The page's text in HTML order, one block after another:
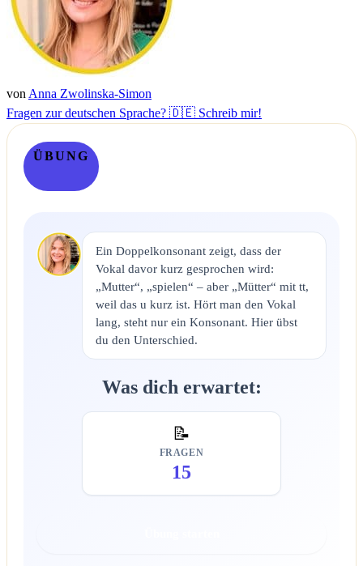
von Anna Zwolinska-Simon
Fragen zur deutschen Sprache? 🇩🇪 Schreib mir!
ÜBUNG
Ein Doppelkonsonant zeigt, dass der
Vokal davor kurz gesprochen wird:
„Mutter“, „spielen“ – aber „Mütter“ mit tt,
weil das u kurz ist. Hört man den Vokal
lang, steht nur ein Konsonant. Hier übst
du den Unterschied.
Was dich erwartet:
📝
FRAGEN
15